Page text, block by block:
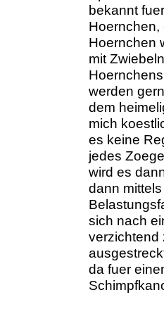
bekannt
Hoernchen,
Hoernchen
mit
werden
dem
mich
es keine
jedes
wird es
dann
sich nach
verzichtend
da fuer